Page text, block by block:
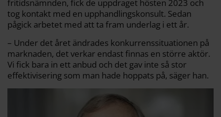
fritidsnämnden, fick de uppdraget hösten 2023 och
tog kontakt med en upphandlingskonsult. Sedan
pågick arbetet med att ta fram underlag i ett år.
– Under det året ändrades konkurrenssituationen på
marknaden, det verkar endast finnas en större aktör.
Vi fick bara in ett anbud och det gav inte så stor
effektivisering som man hade hoppats på, säger han.